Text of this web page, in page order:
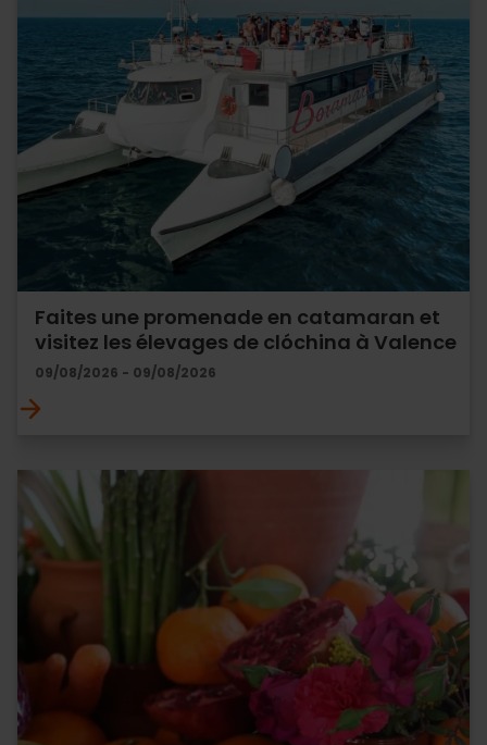
Faites une promenade en catamaran et
visitez les élevages de clóchina à Valence
09/08/2026 - 09/08/2026